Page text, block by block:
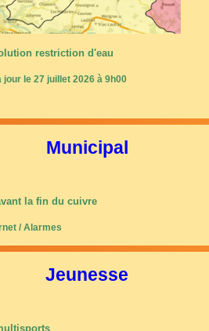
restriction d'eau
jour le 27 juillet 2026 à 9h00
Municipal
la fin du cuivre
/ Alarmes
Jeunesse